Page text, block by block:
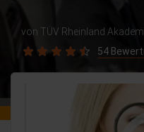
von TÜV Rheinland
54